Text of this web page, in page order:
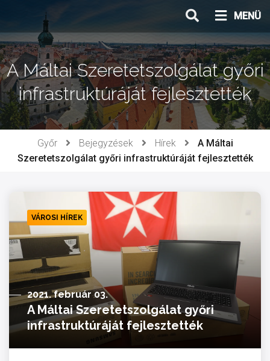
tartalomhoz
MENÜ
A Máltai Szeretetszolgálat győri
infrastruktúráját fejlesztették
Győr Bejegyzések Hírek
A Máltai
Szeretetszolgálat győri infrastruktúráját fejlesztették
VÁROSI HÍREK
2021. február 03.
A Máltai Szeretetszolgálat győri
infrastruktúráját fejlesztették